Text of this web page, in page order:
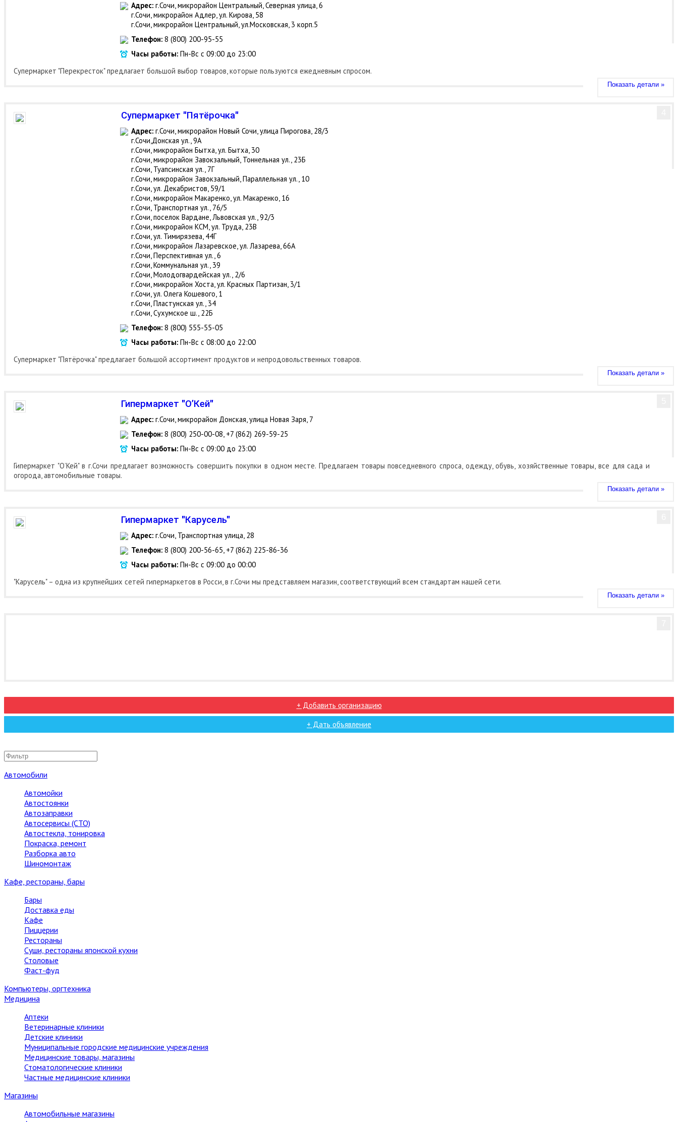
Адрес: г.Сочи, микрорайон Центральный, Северная улица, 6
г.Сочи, микрорайон Адлер, ул. Кирова, 58
г.Сочи, микрорайон Центральный, ул.Московская, 3 корп.5
Телефон: 8 (800) 200-95-55
Часы работы: Пн-Вс с 09:00 до 23:00
Супермаркет "Перекресток" предлагает большой выбор товаров, которые пользуются ежедневным спросом.
Показать детали »
Супермаркет "Пятёрочка"
Адрес: г.Сочи, микрорайон Новый Сочи, улица Пирогова, 28/3
г.Сочи,Донская ул., 9А
г.Сочи, микрорайон Бытха, ул. Бытха, 30
г.Сочи, микрорайон Завокзальный, Тоннельная ул., 23Б
г.Сочи, Туапсинская ул., 7Г
г.Сочи, микрорайон Завокзальный, Параллельная ул., 10
г.Сочи, ул. Декабристов, 59/1
г.Сочи, микрорайон Макаренко, ул. Макаренко, 16
г.Сочи, Транспортная ул., 76/5
г.Сочи, поселок Вардане, Львовская ул., 92/3
г.Сочи, микрорайон КСМ, ул. Труда, 23В
г.Сочи, ул. Тимирязева, 44Г
г.Сочи, микрорайон Лазаревское, ул. Лазарева, 66А
г.Сочи, Перспективная ул., 6
г.Сочи, Коммунальная ул., 39
г.Сочи, Молодогвардейская ул., 2/6
г.Сочи, микрорайон Хоста, ул. Красных Партизан, 3/1
г.Сочи, ул. Олега Кошевого, 1
г.Сочи, Пластунская ул., 34
г.Сочи, Сухумское ш., 22Б
Телефон: 8 (800) 555-55-05
Часы работы: Пн-Вс с 08:00 до 22:00
Супермаркет "Пятёрочка" предлагает большой ассортимент продуктов и непродовольственных товаров.
Показать детали »
Гипермаркет "О’Кей"
Адрес: г.Сочи, микрорайон Донская, улица Новая Заря, 7
Телефон: 8 (800) 250-00-08, +7 (862) 269-59-25
Часы работы: Пн-Вс с 09:00 до 23:00
Гипермаркет "О’Кей" в г.Сочи предлагает возможность совершить покупки в одном месте. Предлагаем товары повседневного спроса, одежду, обувь, хозяйственные товары, все для сада и
огорода, автомобильные товары.
Показать детали »
Гипермаркет "Карусель"
Адрес: г.Сочи, Транспортная улица, 28
Телефон: 8 (800) 200-56-65, +7 (862) 225-86-36
Часы работы: Пн-Вс с 09:00 до 00:00
"Карусель" – одна из крупнейших сетей гипермаркетов в Росси, в г.Сочи мы представляем магазин, соответствующий всем стандартам нашей сети.
Показать детали »
+ Добавить организацию
+ Дать объявление
Автомобили
Автомойки
Автостоянки
Автозаправки
Автосервисы (СТО)
Автостекла, тонировка
Покраска, ремонт
Разборка авто
Шиномонтаж
Кафе, рестораны, бары
Бары
Доставка еды
Кафе
Пиццерии
Рестораны
Суши, рестораны японской кухни
Столовые
Фаст-фуд
Компьютеры, оргтехника
Медицина
Аптеки
Ветеринарные клиники
Детские клиники
Муниципальные городские медицинские учреждения
Медицинские товары, магазины
Стоматологические клиники
Частные медицинские клиники
Магазины
Автомобильные магазины